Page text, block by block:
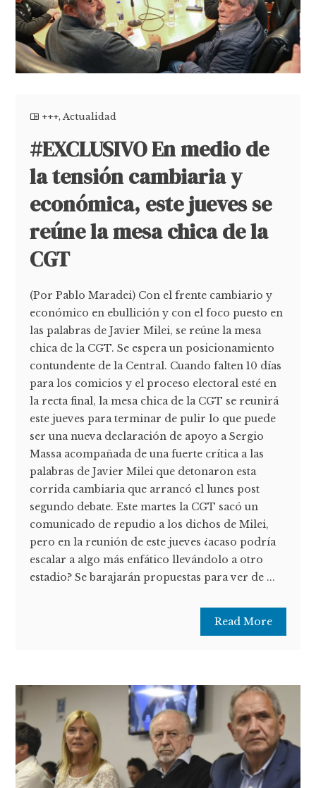
+++,Actualidad
#EXCLUSIVO En medio de
la tensión cambiaria y
económica, este jueves se
reúne la mesa chica de la
CGT
(Por Pablo Maradei) Con el frente cambiario y
económico en ebullición y con el foco puesto en
las palabras de Javier Milei, se reúne la mesa
chica de la CGT. Se espera un posicionamiento
contundente de la Central. Cuando falten 10 días
para los comicios y el proceso electoral esté en
la recta final, la mesa chica de la CGT se reunirá
este jueves para terminar de pulir lo que puede
ser una nueva declaración de apoyo a Sergio
Massa acompañada de una fuerte crítica a las
palabras de Javier Milei que detonaron esta
corrida cambiaria que arrancó el lunes post
segundo debate. Este martes la CGT sacó un
comunicado de repudio a los dichos de Milei,
pero en la reunión de este jueves ¿acaso podría
escalar a algo más enfático llevándolo a otro
estadio? Se barajarán propuestas para ver de ...
Read More